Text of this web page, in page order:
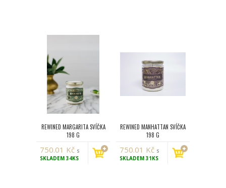
REWINED MARGARITA SVÍČKA
198 G
750.01 Kč s
DPH
SKLADEM34KS
REWINED MANHATTAN SVÍČKA
198 G
750.01 Kč s
DPH
SKLADEM31KS